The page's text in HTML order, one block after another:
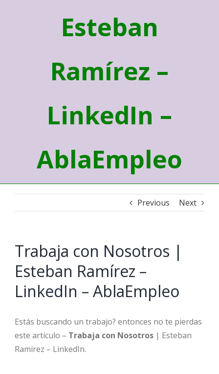
Esteban
Ramírez –
LinkedIn –
AblaEmpleo
Previous Next
Trabaja con Nosotros |
Esteban Ramírez –
LinkedIn – AblaEmpleo
Estás buscando un trabajo? entonces no te pierdas
este artículo – Trabaja con Nosotros | Esteban
Ramírez – LinkedIn.